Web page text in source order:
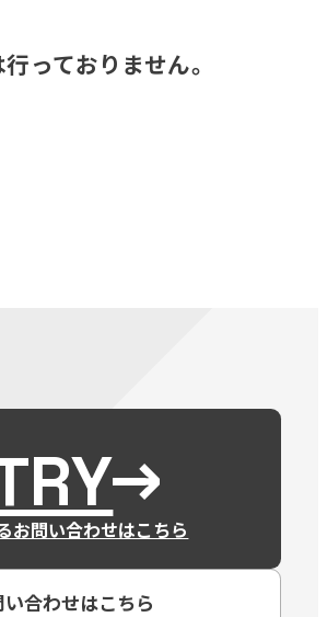
っておりません。
お問い合わせはこちら
合わせはこちら